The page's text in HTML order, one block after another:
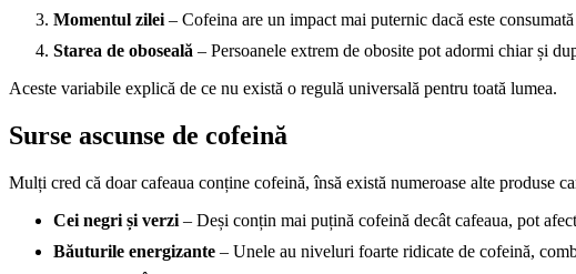
Momentul zilei – Cofeina are un impact mai puternic dacă este
Starea de oboseală – Persoanele extrem de obosite pot adormi chiar și
Aceste variabile explică de ce nu există o regulă universală pentru toată lumea.
Surse ascunse de cofeină
Mulți cred că doar cafeaua conține cofeină, însă există numeroase alte produse
Cei negri și verzi – Deși conțin mai puțină cofeină decât cafeaua, pot
Băuturile energizante – Unele au niveluri foarte ridicate de cofeină,